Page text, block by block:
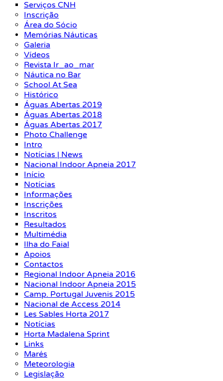
Serviços CNH
Inscrição
Área do Sócio
Memórias Náuticas
Galeria
Vídeos
Revista Ir_ao_mar
Náutica no Bar
School At Sea
Histórico
Águas Abertas 2019
Águas Abertas 2018
Águas Abertas 2017
Photo Challenge
Intro
Notícias | News
Nacional Indoor Apneia 2017
Início
Notícias
Informações
Inscrições
Inscritos
Resultados
Multimédia
Ilha do Faial
Apoios
Contactos
Regional Indoor Apneia 2016
Nacional Indoor Apneia 2015
Camp. Portugal Juvenis 2015
Nacional de Access 2014
Les Sables Horta 2017
Notícias
Horta Madalena Sprint
Links
Marés
Meteorologia
Legislação